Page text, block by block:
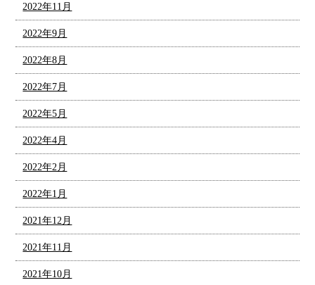
2022年11月
2022年9月
2022年8月
2022年7月
2022年5月
2022年4月
2022年2月
2022年1月
2021年12月
2021年11月
2021年10月